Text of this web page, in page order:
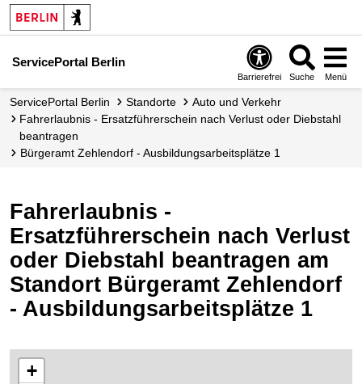
ServicePortal Berlin
Barrierefrei Suche Menü
ServicePortal Berlin Standorte
Auto und Verkehr
Fahrerlaubnis - Ersatzführerschein nach Verlust oder Diebstahl
beantragen
Bürgeramt Zehlendorf - Ausbildungsarbeitsplätze 1
Fahrerlaubnis -
Ersatzführerschein nach Verlust
oder Diebstahl beantragen am
Standort Bürgeramt Zehlendorf
- Ausbildungsarbeitsplätze 1
+